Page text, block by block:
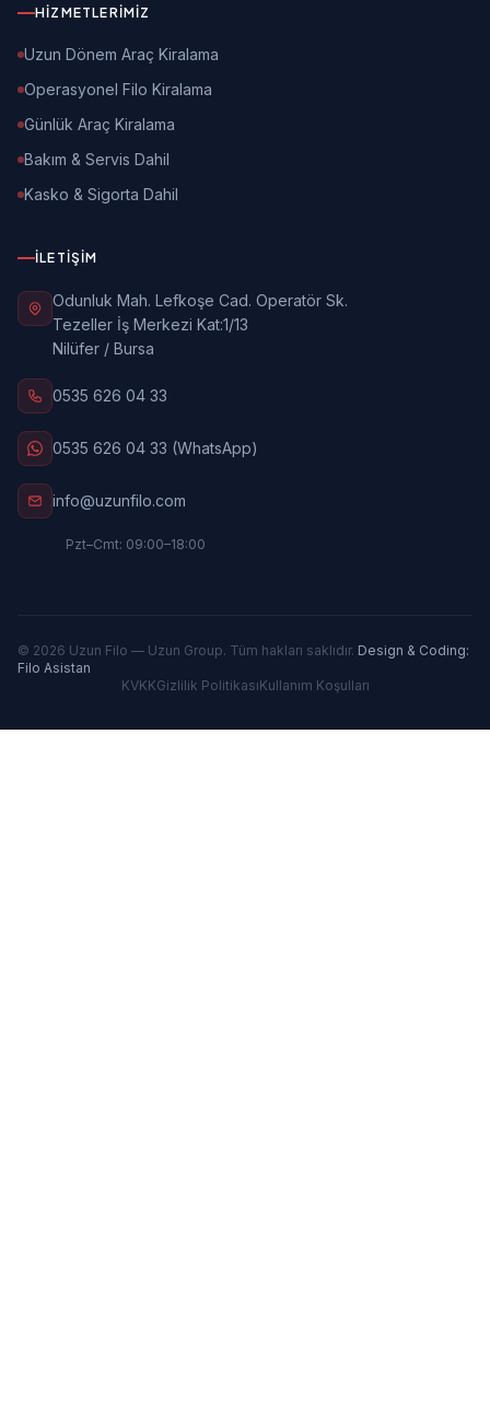
HIZMETLERIMIZ
Uzun Dönem Araç Kiralama
Operasyonel Filo Kiralama
Günlük Araç Kiralama
Bakım & Servis Dahil
Kasko & Sigorta Dahil
İLETIŞIM
Odunluk Mah. Lefkoşe Cad. Operatör Sk.
Tezeller İş Merkezi Kat:1/13
Nilüfer / Bursa
0535 626 04 33
0535 626 04 33 (WhatsApp)
info@uzunfilo.com
Pzt–Cmt: 09:00–18:00
© 2026 Uzun Filo — Uzun Group. Tüm hakları saklıdır. Design & Coding:
Filo Asistan
KVKKGizlilik PolitikasıKullanım Koşulları